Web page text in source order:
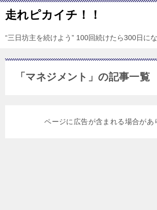
走れピカイチ！！
“三日坊主を続けよう” 100回続けたら300日に
「マネジメント」の記事一覧
ページに広告が含まれる場合があ